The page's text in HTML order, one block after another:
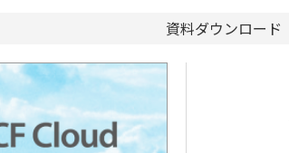
資料ダウンロード